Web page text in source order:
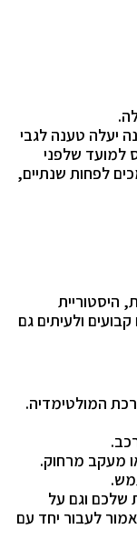
יעלה טענה לגבי
למועד שלפני
לפחות שנתיים,
היסטוריית
ולעיתים גם
המולטימדיה.
מעקב מרחוק.
שלכם וגם על
לעבור יחד עם